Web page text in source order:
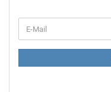
ZUR
E-
Mail